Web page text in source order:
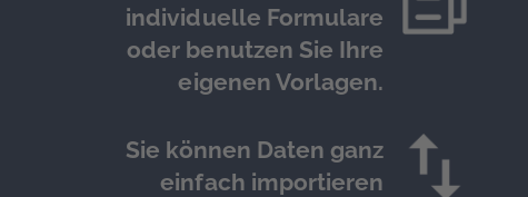
individuelle Formulare
oder benutzen Sie Ihre
eigenen Vorlagen.
Sie können Daten ganz
einfach importieren